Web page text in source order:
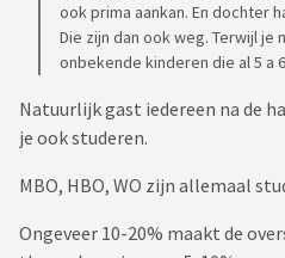
ook prima aankan. En dochter
Die zijn dan ook weg. Terwijl
onbekende kinderen die al 5 a
Natuurlijk gast iedereen na de
je ook studeren.
MBO, HBO, WO zijn allemaal
Ongeveer 10-20% maakt de